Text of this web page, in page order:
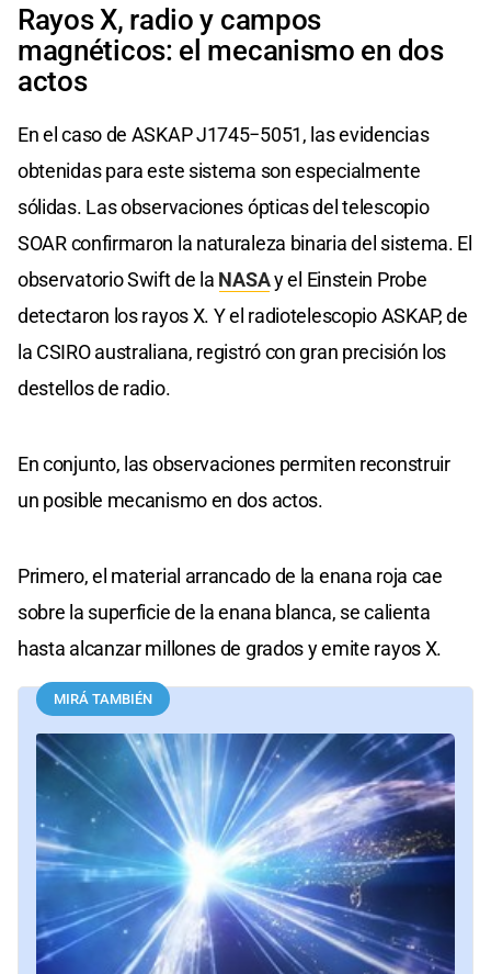
Rayos X, radio y campos
magnéticos: el mecanismo en dos
actos
En el caso de ASKAP J1745−5051, las evidencias
obtenidas para este sistema son especialmente
sólidas. Las observaciones ópticas del telescopio
SOAR confirmaron la naturaleza binaria del sistema. El
observatorio Swift de la NASAy el Einstein Probe
detectaron los rayos X. Y el radiotelescopio ASKAP, de
la CSIRO australiana, registró con gran precisión los
destellos de radio.
En conjunto, las observaciones permiten reconstruir
un posible mecanismo en dos actos.
Primero, el material arrancado de la enana roja cae
sobre la superficie de la enana blanca, se calienta
hasta alcanzar millones de grados y emite rayos X.
MIRÁ TAMBIÉN